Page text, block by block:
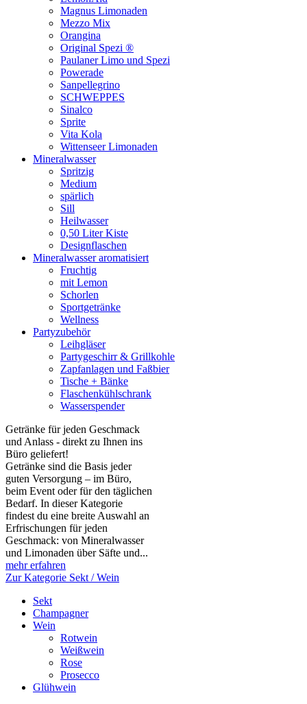
Magnus Limonaden
Mezzo Mix
Orangina
Original Spezi ®
Paulaner Limo und Spezi
Powerade
Sanpellegrino
SCHWEPPES
Sinalco
Sprite
Vita Kola
Wittenseer Limonaden
Mineralwasser
Spritzig
Medium
spärlich
Sill
Heilwasser
0,50 Liter Kiste
Designflaschen
Mineralwasser aromatisiert
Fruchtig
mit Lemon
Schorlen
Sportgetränke
Wellness
Partyzubehör
Leihgläser
Partygeschirr & Grillkohle
Zapfanlagen und Faßbier
Tische + Bänke
Flaschenkühlschrank
Wasserspender
Getränke für jeden Geschmack
und Anlass - direkt zu Ihnen ins
Büro geliefert!
Getränke sind die Basis jeder
guten Versorgung – im Büro,
beim Event oder für den täglichen
Bedarf. In dieser Kategorie
findest du eine breite Auswahl an
Erfrischungen für jeden
Geschmack: von Mineralwasser
und Limonaden über Säfte und...
mehr erfahren
Zur Kategorie Sekt / Wein
Sekt
Champagner
Wein
Rotwein
Weißwein
Rose
Prosecco
Glühwein